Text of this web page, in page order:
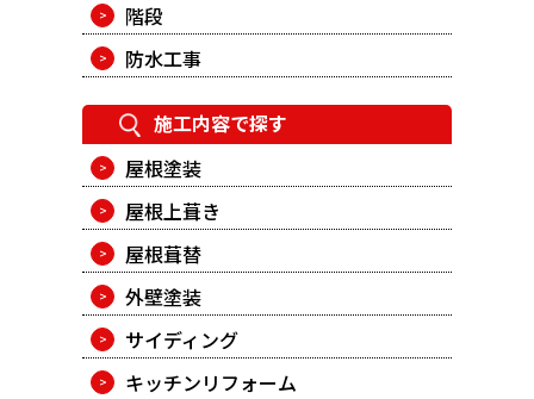
階段
防水工事
施工内容で探す
屋根塗装
屋根上葺き
屋根葺替
外壁塗装
サイディング
キッチンリフォーム